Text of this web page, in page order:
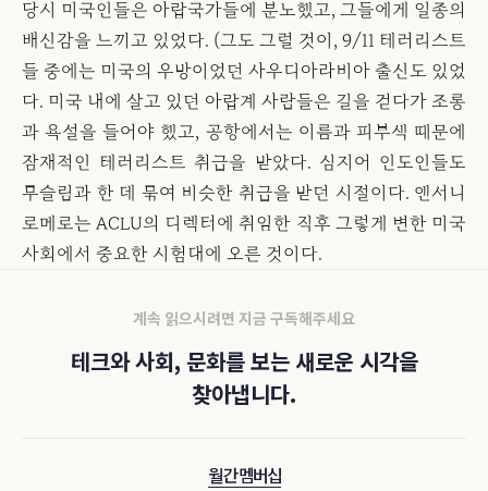
당시 미국인들은 아랍국가들에 분노했고, 그들에게 일종의
배신감을 느끼고 있었다. (그도 그럴 것이, 9/11 테러리스트
들 중에는 미국의 우방이었던 사우디아라비아 출신도 있었
다. 미국 내에 살고 있던 아랍계 사람들은 길을 걷다가 조롱
과 욕설을 들어야 했고, 공항에서는 이름과 피부색 때문에
잠재적인 테러리스트 취급을 받았다. 심지어 인도인들도
무슬림과 한 데 묶여 비슷한 취급을 받던 시절이다. 앤서니
로메로는 ACLU의 디렉터에 취임한 직후 그렇게 변한 미국
사회에서 중요한 시험대에 오른 것이다.
계속 읽으시려면 지금 구독해주세요
테크와 사회, 문화를 보는 새로운 시각을
찾아냅니다.
월간 멤버십